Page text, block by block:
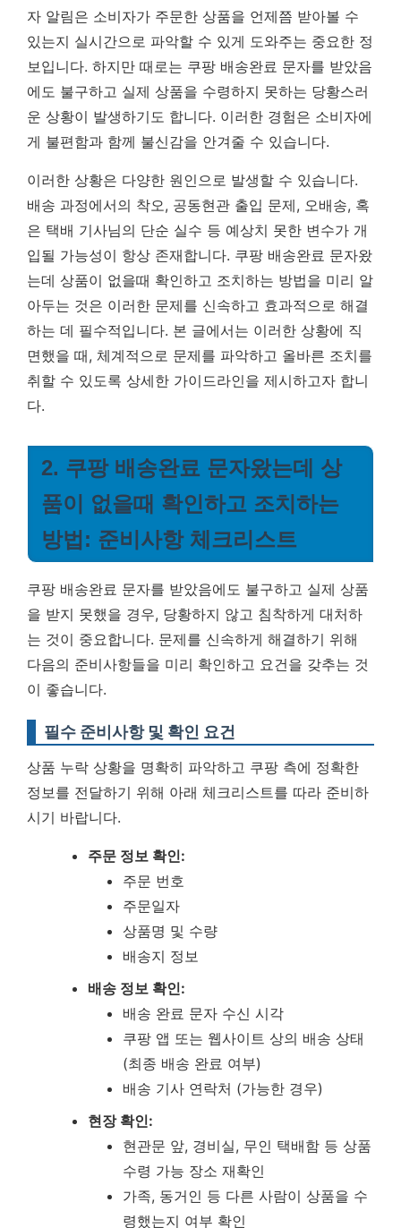
자 알림은 소비자가 주문한 상품을 언제쯤 받아볼 수
있는지 실시간으로 파악할 수 있게 도와주는 중요한 정
보입니다. 하지만 때로는 쿠팡 배송완료 문자를 받았음
에도 불구하고 실제 상품을 수령하지 못하는 당황스러
운 상황이 발생하기도 합니다. 이러한 경험은 소비자에
게 불편함과 함께 불신감을 안겨줄 수 있습니다.
이러한 상황은 다양한 원인으로 발생할 수 있습니다.
배송 과정에서의 착오, 공동현관 출입 문제, 오배송, 혹
은 택배 기사님의 단순 실수 등 예상치 못한 변수가 개
입될 가능성이 항상 존재합니다. 쿠팡 배송완료 문자왔
는데 상품이 없을때 확인하고 조치하는 방법을 미리 알
아두는 것은 이러한 문제를 신속하고 효과적으로 해결
하는 데 필수적입니다. 본 글에서는 이러한 상황에 직
면했을 때, 체계적으로 문제를 파악하고 올바른 조치를
취할 수 있도록 상세한 가이드라인을 제시하고자 합니
다.
2. 쿠팡 배송완료 문자왔는데 상
품이 없을때 확인하고 조치하는
방법: 준비사항 체크리스트
쿠팡 배송완료 문자를 받았음에도 불구하고 실제 상품
을 받지 못했을 경우, 당황하지 않고 침착하게 대처하
는 것이 중요합니다. 문제를 신속하게 해결하기 위해
다음의 준비사항들을 미리 확인하고 요건을 갖추는 것
이 좋습니다.
필수 준비사항 및 확인 요건
상품 누락 상황을 명확히 파악하고 쿠팡 측에 정확한
정보를 전달하기 위해 아래 체크리스트를 따라 준비하
시기 바랍니다.
주문 정보 확인:
주문 번호
주문일자
상품명 및 수량
배송지 정보
배송 정보 확인:
배송 완료 문자 수신 시각
쿠팡 앱 또는 웹사이트 상의 배송 상태
(최종 배송 완료 여부)
배송 기사 연락처 (가능한 경우)
현장 확인:
현관문 앞, 경비실, 무인 택배함 등 상품
수령 가능 장소 재확인
가족, 동거인 등 다른 사람이 상품을 수
령했는지 여부 확인